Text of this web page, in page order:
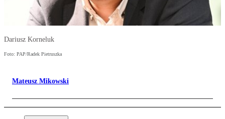
Dariusz Korneluk
Foto: PAP/Radek Pietruszka
Mateusz Mikowski